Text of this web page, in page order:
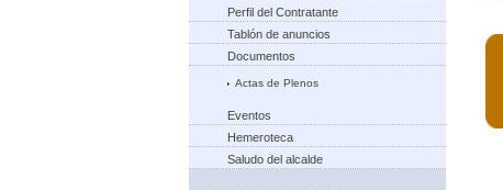
Perfil del Contratante
Tablón de anuncios
Documentos
Actas de Plenos
Eventos
Hemeroteca
Saludo del alcalde